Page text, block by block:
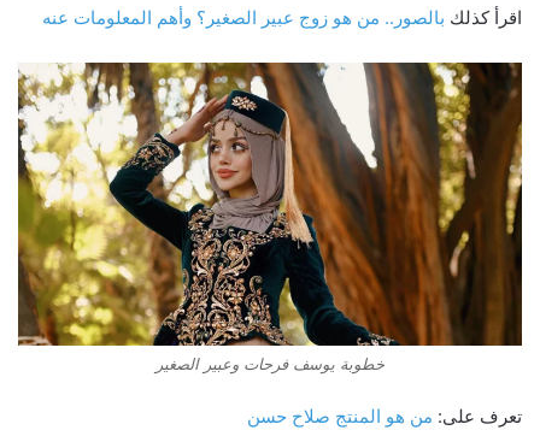
اقرأ كذلك بالصور.. من هو زوج عبير الصغير؟ وأهم المعلومات عنه
خطوبة يوسف فرحات وعبير الصغير
تعرف على: من هو المنتج صلاح حسن